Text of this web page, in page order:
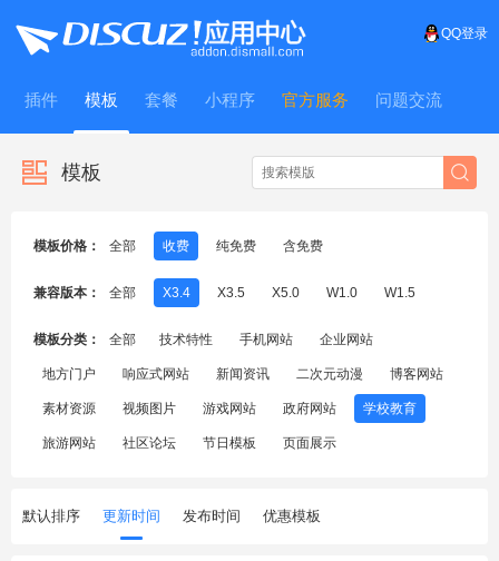
QQ登录
插件 模板 套餐 小程序 官方服务 问题交流
WitFrame
模板
模板价格： 全部 收费 纯免费 含免费
兼容版本： 全部 X3.4 X3.5 X5.0 W1.0 W1.5
模板分类： 全部 技术特性 手机网站 企业网站
地方门户 响应式网站 新闻资讯 二次元动漫 博客网站
素材资源 视频图片 游戏网站 政府网站 学校教育
旅游网站 社区论坛 节日模板 页面展示
默认排序 更新时间 发布时间 优惠模板